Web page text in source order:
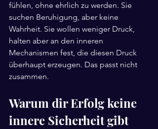
fühlen, ohne ehrlich zu werden. Sie
suchen Beruhigung, aber keine
Wahrheit. Sie wollen weniger Druck,
halten aber an den inneren
Mechanismen fest, die diesen Druck
überhaupt erzeugen. Das passt nicht
zusammen.
Warum dir Erfolg keine
innere Sicherheit gibt